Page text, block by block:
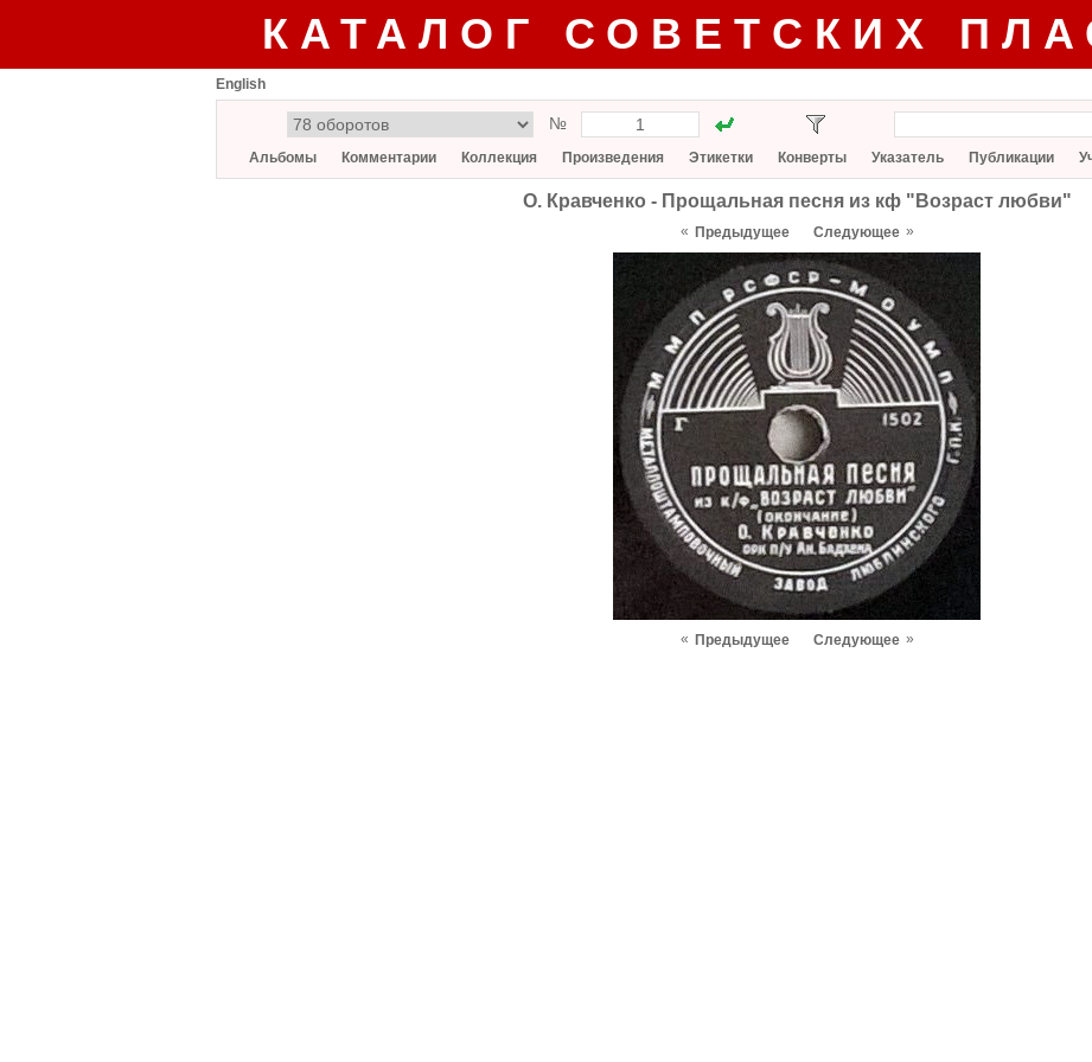
КАТАЛОГ СОВЕТСКИХ
English
№
Альбомы Комментарии Коллекция Произведения Этикетки Конверты Указатель Публикации
О. Кравченко - Прощальная песня из кф "Возраст любви"
« Предыдущее Следующее »
« Предыдущее Следующее »